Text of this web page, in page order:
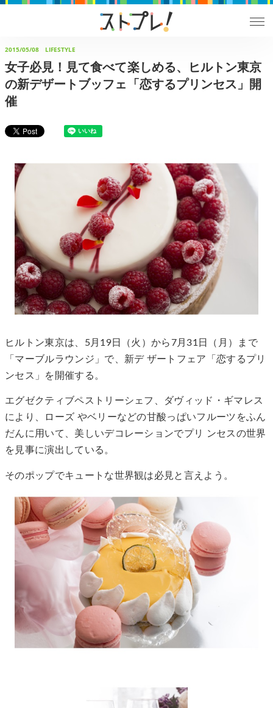
2015/05/08 LIFESTYLE
女子必見！見て食べて楽しめる、ヒルトン東京
の新デザートブッフェ「恋するプリンセス」開
催
ヒルトン東京は、5月19日（火）から7月31日（月）まで
「マーブルラウンジ」で、新デ ザートフェア「恋するプリ
ンセス」を開催する。
エグゼクティブペストリーシェフ、ダヴィッド・ギマレス
により、ローズ やベリーなどの甘酸っぱいフルーツをふん
だんに用いて、美しいデコレーションでプリ ンセスの世界
を見事に演出している。
そのポップでキュートな世界観は必見と言えよう。